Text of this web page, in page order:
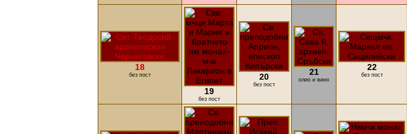
18
без пост
19
без пост
20
без пост
21
олио и вино
22
без пост